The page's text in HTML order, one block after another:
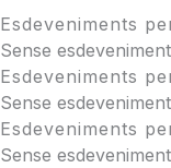
Esdeveniments
Sense
Esdeveniments
Sense
Esdeveniments
Sense